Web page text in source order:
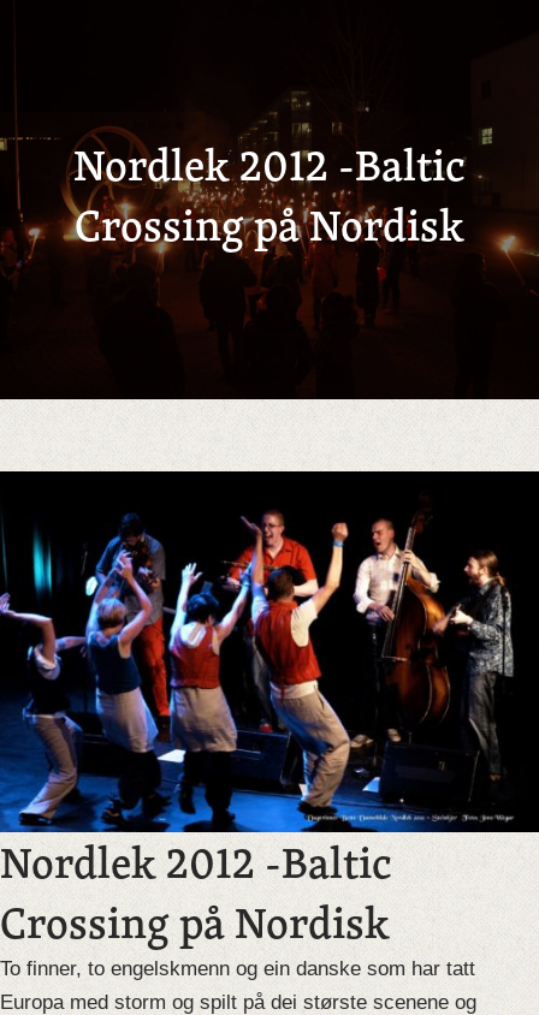
Nordlek 2012 -Baltic
Crossing på Nordisk
Nordlek 2012 -Baltic
Crossing på Nordisk
To finner, to engelskmenn og ein danske som har tatt
Europa med storm og spilt på dei største scenene og